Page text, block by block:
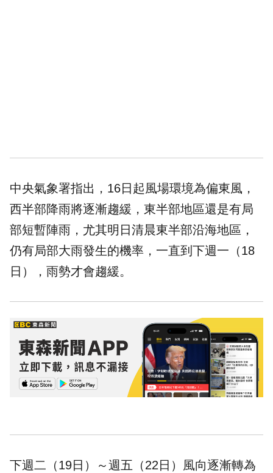
中央氣象署指出，16日起風場環境為偏東風，
西半部降雨將逐漸趨緩，東半部地區還是有局
部短暫陣雨，尤其明日清晨東半部沿海地區，
仍有局部大雨發生的機率，一直到下週一（18
日），雨勢才會趨緩。
下週二（19日）～週五（22日）風向逐漸轉為